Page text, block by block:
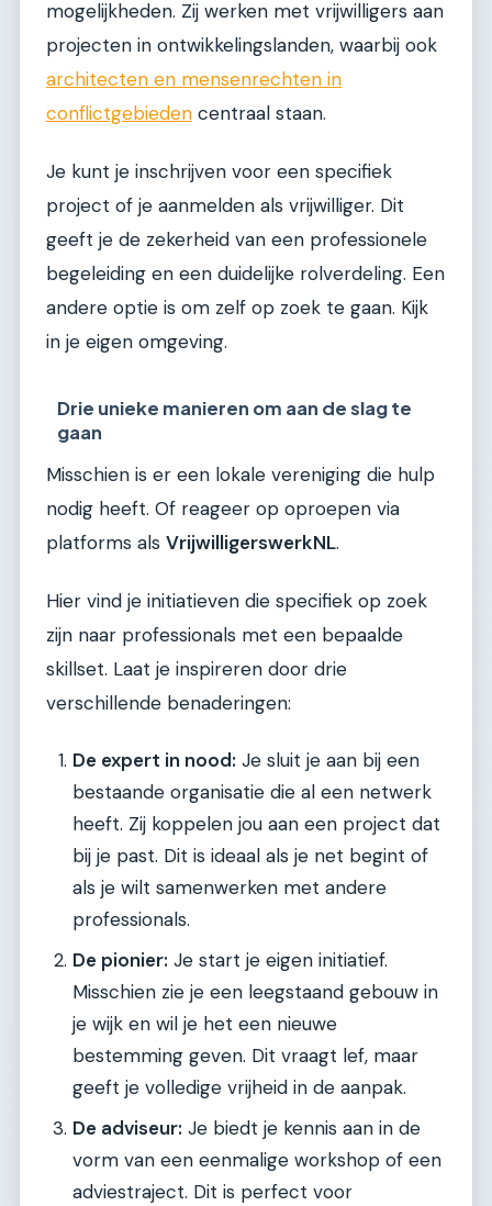
mogelijkheden. Zij werken met vrijwilligers aan
projecten in ontwikkelingslanden, waarbij ook
architecten en mensenrechten in
conflictgebieden centraal staan.
Je kunt je inschrijven voor een specifiek
project of je aanmelden als vrijwilliger. Dit
geeft je de zekerheid van een professionele
begeleiding en een duidelijke rolverdeling. Een
andere optie is om zelf op zoek te gaan. Kijk
in je eigen omgeving.
Drie unieke manieren om aan de slag te
gaan
Misschien is er een lokale vereniging die hulp
nodig heeft. Of reageer op oproepen via
platforms als VrijwilligerswerkNL.
Hier vind je initiatieven die specifiek op zoek
zijn naar professionals met een bepaalde
skillset. Laat je inspireren door drie
verschillende benaderingen:
De expert in nood: Je sluit je aan bij een
bestaande organisatie die al een netwerk
heeft. Zij koppelen jou aan een project dat
bij je past. Dit is ideaal als je net begint of
als je wilt samenwerken met andere
professionals.
De pionier: Je start je eigen initiatief.
Misschien zie je een leegstaand gebouw in
je wijk en wil je het een nieuwe
bestemming geven. Dit vraagt lef, maar
geeft je volledige vrijheid in de aanpak.
De adviseur: Je biedt je kennis aan in de
vorm van een eenmalige workshop of een
adviestraject. Dit is perfect voor